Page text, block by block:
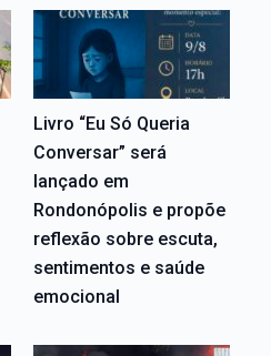
Livro “Eu Só Queria
Conversar” será
lançado em
Rondonópolis e propõe
reflexão sobre escuta,
sentimentos e saúde
emocional